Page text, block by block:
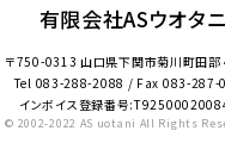
有限会社ASウオタニ
〒750-0313 山口県下関市菊川町田部
Tel 083-288-2088 / Fax 083-287-
インボイス登録番号
© 2002-2022 AS uotani All Rights